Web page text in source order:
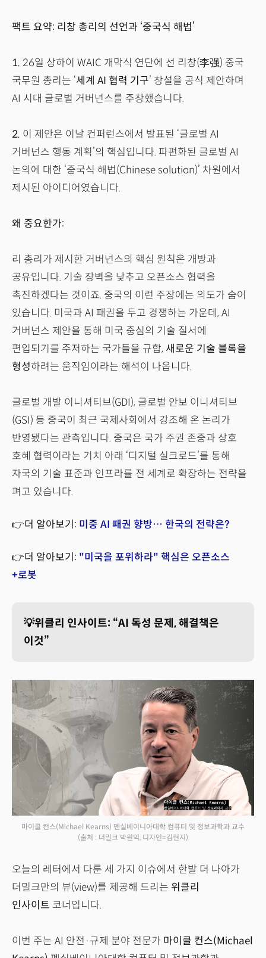
팩트 요약: 리창 총리의 선언과 ‘중국식 해법’
1. 26일 상하이 WAIC 개막식 연단에 선 리창(李强) 중국
국무원 총리는 ‘세계 AI 협력 기구’ 창설을 공식 제안하며
AI 시대 글로벌 거버넌스를 주창했습니다.
2. 이 제안은 이날 컨퍼런스에서 발표된 ‘글로벌 AI
거버넌스 행동 계획’의 핵심입니다. 파편화된 글로벌 AI
논의에 대한 ‘중국식 해법(Chinese solution)’ 차원에서
제시된 아이디어였습니다.
왜 중요한가:
리 총리가 제시한 거버넌스의 핵심 원칙은 개방과
공유입니다. 기술 장벽을 낮추고 오픈소스 협력을
촉진하겠다는 것이죠. 중국의 이런 주장에는 의도가 숨어
있습니다. 미국과 AI 패권을 두고 경쟁하는 가운데, AI
거버넌스 제안을 통해 미국 중심의 기술 질서에
편입되기를 주저하는 국가들을 규합, 새로운 기술 블록을
형성하려는 움직임이라는 해석이 나옵니다.
글로벌 개발 이니셔티브(GDI), 글로벌 안보 이니셔티브
(GSI) 등 중국이 최근 국제사회에서 강조해 온 논리가
반영됐다는 관측입니다. 중국은 국가 주권 존중과 상호
호혜 협력이라는 기치 아래 ‘디지털 실크로드’를 통해
자국의 기술 표준과 인프라를 전 세계로 확장하는 전략을
펴고 있습니다.
👉더 알아보기: 미중 AI 패권 향방… 한국의 전략은?
👉더 알아보기: "미국을 포위하라" 핵심은 오픈소스
+로봇
💡위클리 인사이트: “AI 독성 문제, 해결책은
이것”
마이클 컨스(Michael Kearns) 펜실베이니아대학 컴퓨터 및 정보과학과 교수
(출처 : 더밀크 박원익, 디자인=김현지)
오늘의 레터에서 다룬 세 가지 이슈에서 한발 더 나아가
더밀크만의 뷰(view)를 제공해 드리는 위클리
인사이트 코너입니다.
이번 주는 AI 안전·규제 분야 전문가 마이클 컨스(Michael